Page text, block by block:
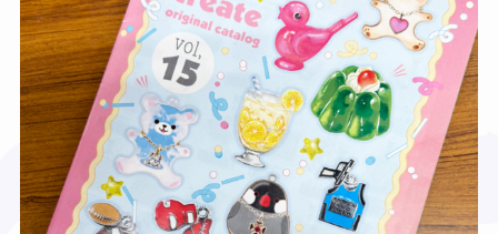
★
❤